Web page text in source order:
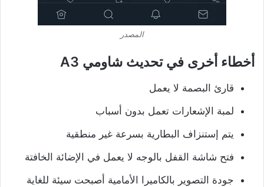
المصدر
أخطاء أخرى في تحديث شاومي A3
قارئ البصمة لا يعمل
لمبة الإشعارات تعمل بدون أسباب
يتم إستنزاف البطارية بسرعة غير منطقية
فتح شاشة القفل بالوجه لا يعمل في الإضائة الخافتة
جودة التصوير بالكاميرا الأمامية أصبحت سيئة للغاية